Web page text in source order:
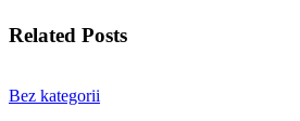
Related Posts
Bez kategorii